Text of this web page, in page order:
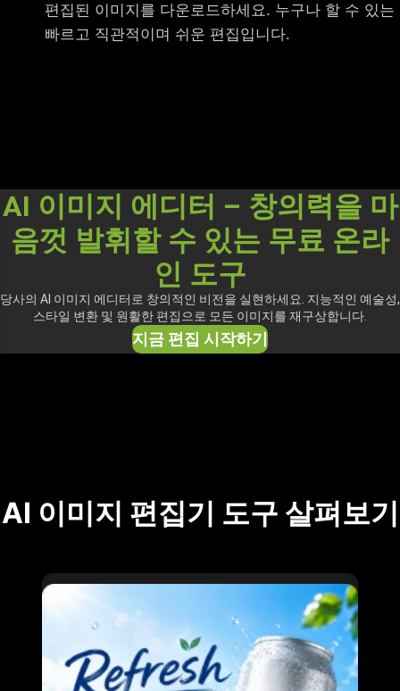
편집된 이미지를 다운로드하세요. 누구나 할 수 있는
빠르고 직관적이며 쉬운 편집입니다.
AI 이미지 에디터 – 창의력을 마
음껏 발휘할 수 있는 무료 온라
인 도구
당사의 AI 이미지 에디터로 창의적인 비전을 실현하세요. 지능적인 예술성,
스타일 변환 및 원활한 편집으로 모든 이미지를 재구상합니다.
지금 편집 시작하기
AI 이미지 편집기 도구 살펴보기